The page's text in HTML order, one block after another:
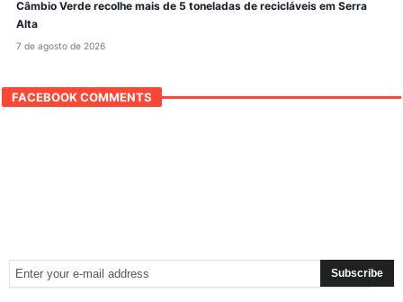
Câmbio Verde recolhe mais de 5 toneladas de recicláveis em Serra
Alta
7 de agosto de 2026
FACEBOOK COMMENTS